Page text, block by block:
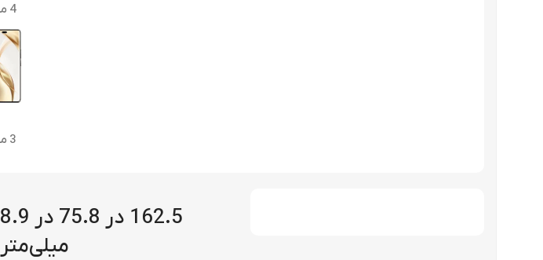
4 محصول
3 محصول
162.5 در 75.8 در 8.9
میلی‌متر